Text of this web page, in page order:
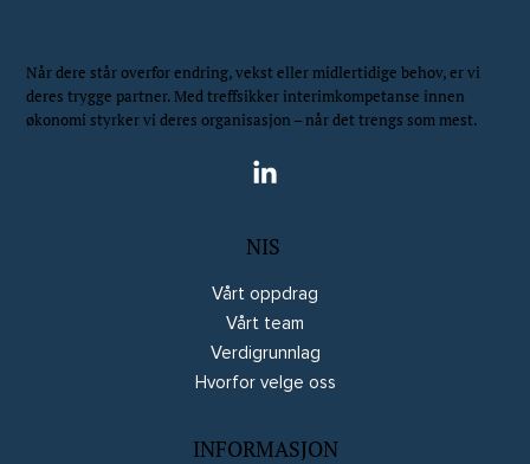
Når dere står overfor endring, vekst eller midlertidige behov, er vi
deres trygge partner. Med treffsikker interimkompetanse innen
økonomi styrker vi deres organisasjon – når det trengs som mest.
NIS
Vårt oppdrag
Vårt team
Verdigrunnlag
Hvorfor velge oss
INFORMASJON